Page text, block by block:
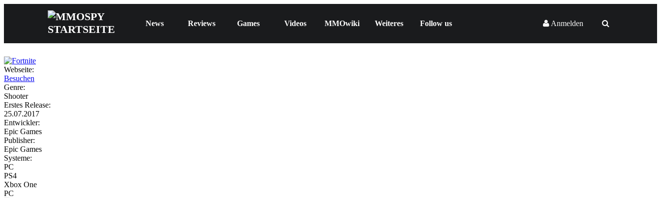
News Reviews Games Videos MMOwiki Weiteres Follow us Anmelden
Webseite:
Besuchen
Genre:
Shooter
Erstes Release:
25.07.2017
Entwickler:
Epic Games
Publisher:
Epic Games
Systeme:
PC
PS4
Xbox One
PC